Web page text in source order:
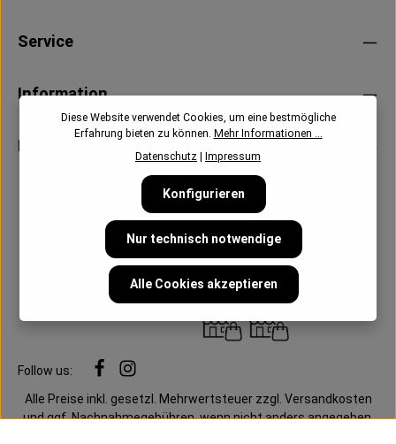
Service
Information
Newsletter
Follow us:
Alle Preise inkl. gesetzl. Mehrwertsteuer zzgl. Versandkosten
und ggf. Nachnahmegebühren, wenn nicht anders angegeben.
Diese Website verwendet Cookies, um eine bestmögliche
Erfahrung bieten zu können. Mehr Informationen ...
Datenschutz
Impressum
Nur technisch notwendige
Konfigurieren
Alle Cookies akzeptieren